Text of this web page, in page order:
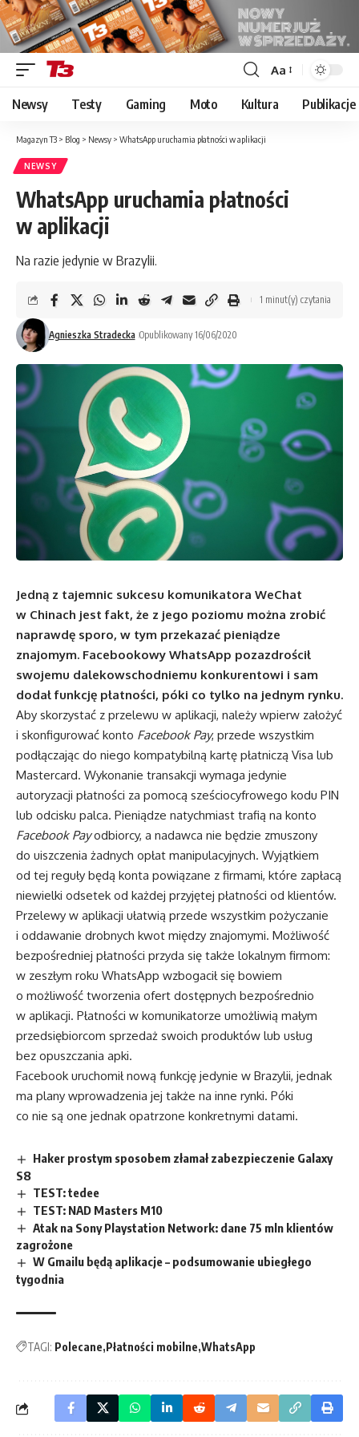
Font
Resizer
Aa
Newsy Testy Gaming Moto Kultura Publikacje
Magazyn T3 > Blog > Newsy > WhatsApp uruchamia płatności w aplikacji
NEWSY
WhatsApp uruchamia płatności
w aplikacji
Na razie jedynie w Brazylii.
Agnieszka Stradecka Opublikowany 16/06/2020
1 minut(y) czytania
Jedną z tajemnic sukcesu komunikatora WeChat
w Chinach jest fakt, że z jego poziomu można zrobić
naprawdę sporo, w tym przekazać pieniądze
znajomym. Facebookowy WhatsApp pozazdrościł
swojemu dalekowschodniemu konkurentowi i sam
dodał funkcję płatności, póki co tylko na jednym rynku.
Aby skorzystać z przelewu w aplikacji, należy wpierw założyć
i skonfigurować konto Facebook Pay, przede wszystkim
podłączając do niego kompatybilną kartę płatniczą Visa lub
Mastercard. Wykonanie transakcji wymaga jedynie
autoryzacji płatności za pomocą sześciocyfrowego kodu PIN
lub odcisku palca. Pieniądze natychmiast trafią na konto
Facebook Payodbiorcy, a nadawca nie będzie zmuszony
do uiszczenia żadnych opłat manipulacyjnych. Wyjątkiem
od tej reguły będą konta powiązane z firmami, które zapłacą
niewielki odsetek od każdej przyjętej płatności od klientów.
Przelewy w aplikacji ułatwią przede wszystkim pożyczanie
i oddawanie drobnych kwot między znajomymi. Możliwość
bezpośredniej płatności przyda się także lokalnym firmom:
w zeszłym roku WhatsApp wzbogacił się bowiem
o możliwość tworzenia ofert dostępnych bezpośrednio
w aplikacji. Płatności w komunikatorze umożliwią małym
przedsiębiorcom sprzedaż swoich produktów lub usług
bez opuszczania apki.
Facebook uruchomił nową funkcję jedynie w Brazylii, jednak
ma plany wprowadzenia jej także na inne rynki. Póki
co nie są one jednak opatrzone konkretnymi datami.
Haker prostym sposobem złamał zabezpieczenie Galaxy
S8
TEST: tedee
TEST: NAD Masters M10
Atak na Sony Playstation Network: dane 75 mln klientów
zagrożone
W Gmailu będą aplikacje – podsumowanie ubiegłego
tygodnia
TAGI: Polecane Płatności mobilne WhatsApp